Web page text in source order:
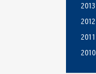
2013
2012
2011
2010